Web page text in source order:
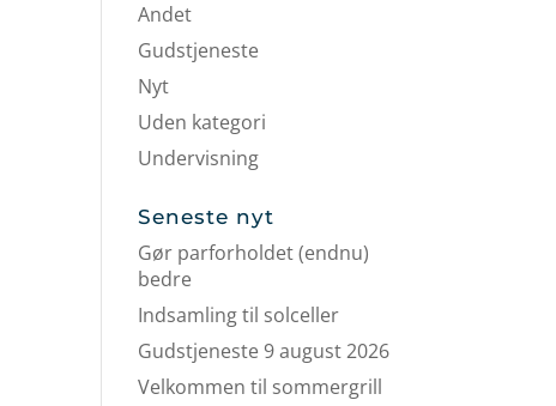
Andet
Gudstjeneste
Nyt
Uden kategori
Undervisning
Seneste nyt
Gør parforholdet (endnu)
bedre
Indsamling til solceller
Gudstjeneste 9 august 2026
Velkommen til sommergrill